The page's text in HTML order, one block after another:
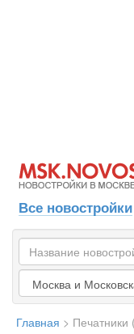
Все новостройки
Главная >